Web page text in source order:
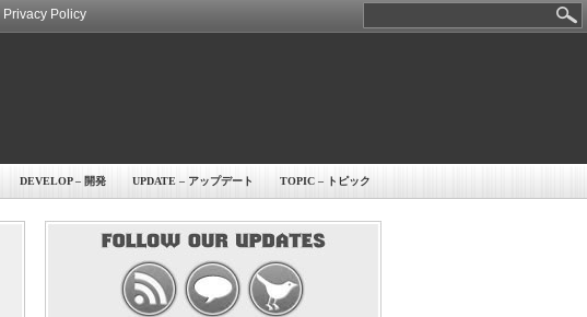
Privacy Policy
DEVELOP – 開発 UPDATE – アップデート TOPIC – トピック